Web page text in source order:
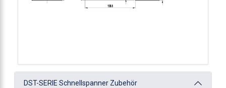
DST-SERIE Schnellspanner Zubehör